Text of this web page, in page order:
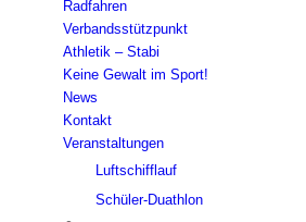
Radfahren
Verbandsstützpunkt
Athletik – Stabi
Keine Gewalt im Sport!
News
Kontakt
Veranstaltungen
Luftschifflauf
Schüler-Duathlon